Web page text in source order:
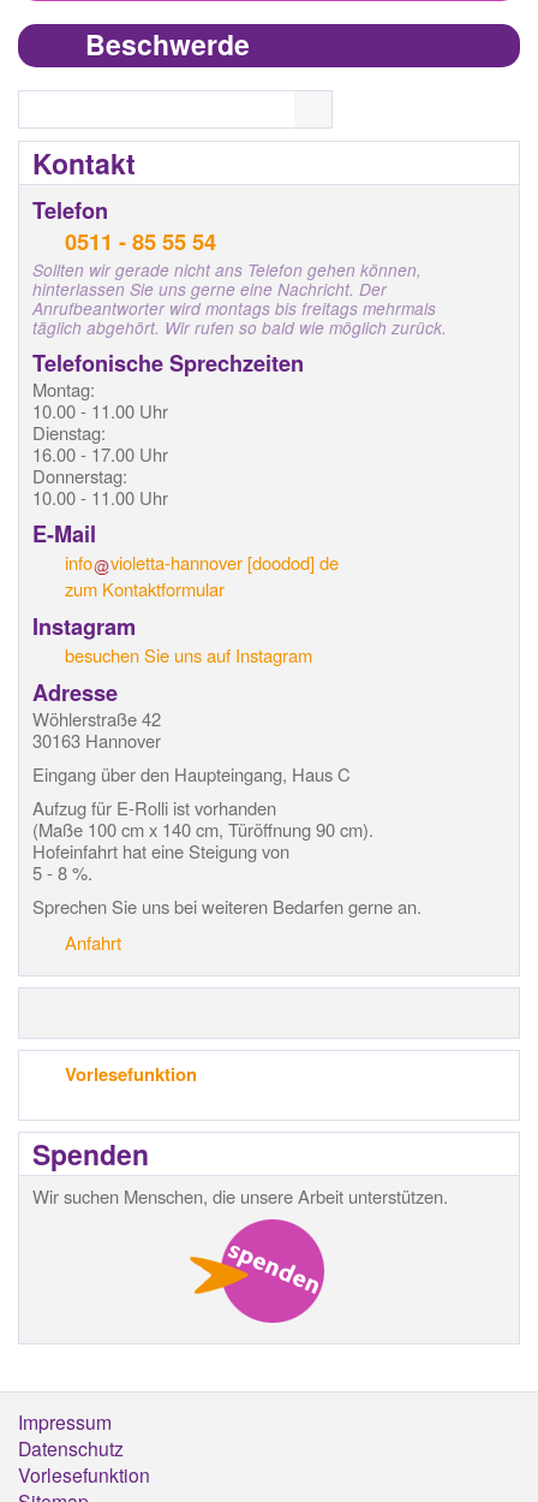
Beschwerde
Kontakt
Telefon
0511 - 85 55 54
Sollten wir gerade nicht ans Telefon gehen können,
hinterlassen Sie uns gerne eine Nachricht. Der
Anrufbeantworter wird montags bis freitags mehrmals
täglich abgehört. Wir rufen so bald wie möglich zurück.
Telefonische Sprechzeiten
Montag:
10.00 - 11.00 Uhr
Dienstag:
16.00 - 17.00 Uhr
Donnerstag:
10.00 - 11.00 Uhr
E-Mail
info violetta-hannover[doodod] de
zum Kontaktformular
Instagram
besuchen Sie uns auf Instagram
Adresse
Wöhlerstraße 42
30163 Hannover
Eingang über den Haupteingang, Haus C
Aufzug für E-Rolli ist vorhanden
(Maße 100 cm x 140 cm, Türöffnung 90 cm).
Hofeinfahrt hat eine Steigung von
5 - 8 %.
Sprechen Sie uns bei weiteren Bedarfen gerne an.
Anfahrt
Vorlesefunktion
Spenden
Wir suchen Menschen, die unsere Arbeit unterstützen.
Footermenü
Impressum
Datenschutz
Vorlesefunktion